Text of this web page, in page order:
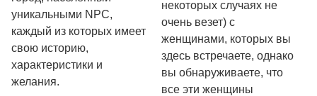
уникальными NPC,
каждый из которых имеет
свою историю,
характеристики и
желания.
некоторых случаях не
очень везет) с
женщинами, которых вы
здесь встречаете, однако
вы обнаруживаете, что
все эти женщины